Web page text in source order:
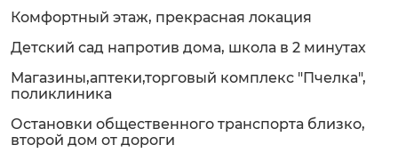
Комфортный этаж, прекрасная локация
Детский сад напротив дома, школа в 2 минутах
Магазины,аптеки,торговый комплекс "Пчелка",
поликлиника
Остановки общественного транспорта близко,
второй дом от дороги